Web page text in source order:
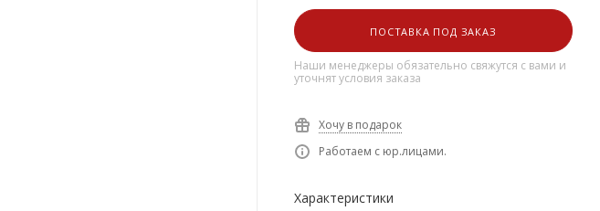
ПОСТАВКА ПОД ЗАКАЗ
Наши менеджеры обязательно свяжутся с вами и
уточнят условия заказа
Хочу в подарок
Работаем с юр.лицами.
Характеристики